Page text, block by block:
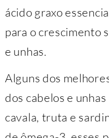
ácido graxo
para o crescimento
e unhas.
Alguns dos
dos cabelos e
cavala, truta e